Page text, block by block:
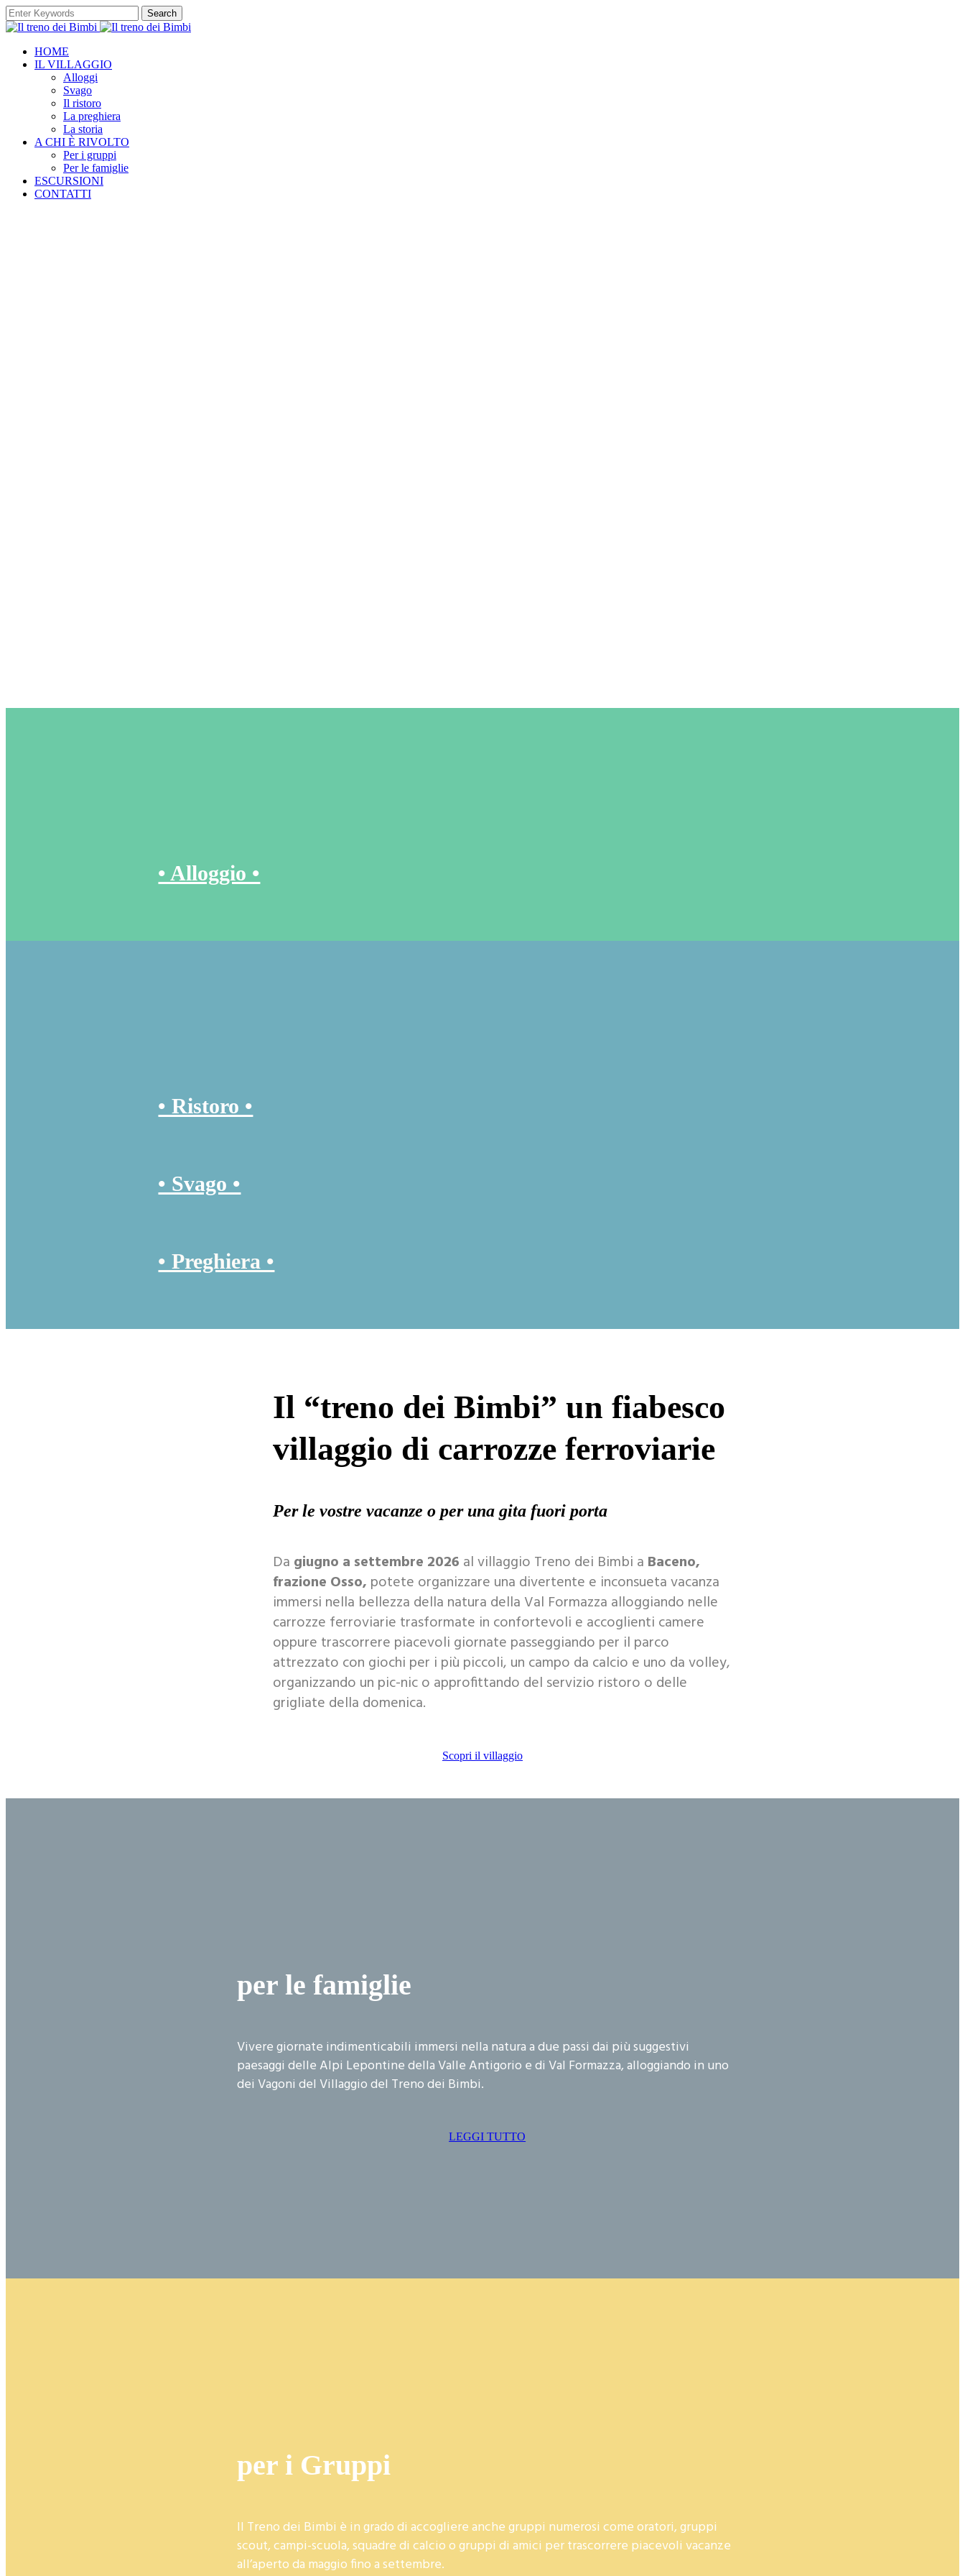
Search
HOME
IL VILLAGGIO
Alloggi
Svago
Il ristoro
La preghiera
La storia
A CHI È RIVOLTO
Per i gruppi
Per le famiglie
ESCURSIONI
CONTATTI
• Alloggio •
• Ristoro •
• Svago •
• Preghiera •
Il “treno dei Bimbi” un fiabesco
villaggio di carrozze ferroviarie
Per le vostre vacanze o per una gita fuori porta
Da giugno a settembre 2026 al villaggio Treno dei Bimbi a Baceno,
frazione Osso, potete organizzare una divertente e inconsueta vacanza
immersi nella bellezza della natura della Val Formazza alloggiando nelle
carrozze ferroviarie trasformate in confortevoli e accoglienti camere
oppure trascorrere piacevoli giornate passeggiando per il parco
attrezzato con giochi per i più piccoli, un campo da calcio e uno da volley,
organizzando un pic-nic o approfittando del servizio ristoro o delle
grigliate della domenica.
Scopri il villaggio
per le famiglie
Vivere giornate indimenticabili immersi nella natura a due passi dai più suggestivi
paesaggi delle Alpi Lepontine della Valle Antigorio e di Val Formazza, alloggiando in uno
dei Vagoni del Villaggio del Treno dei Bimbi.
LEGGI TUTTO
per i Gruppi
Il Treno dei Bimbi è in grado di accogliere anche gruppi numerosi come oratori, gruppi
scout, campi-scuola, squadre di calcio o gruppi di amici per trascorrere piacevoli vacanze
all’aperto da maggio fino a settembre.